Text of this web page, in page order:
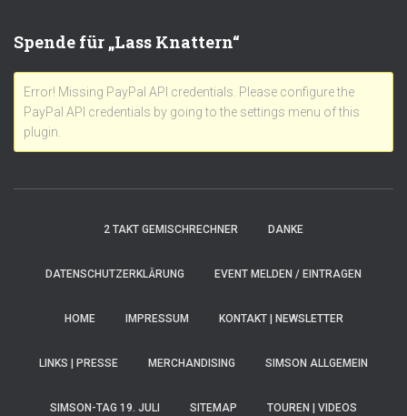
Spende für „Lass Knattern“
Error! Missing PayPal API credentials. Please configure the
PayPal API credentials by going to the settings menu of this
plugin.
2 TAKT GEMISCHRECHNER DANKE
DATENSCHUTZERKLÄRUNG EVENT MELDEN / EINTRAGEN
HOME IMPRESSUM KONTAKT | NEWSLETTER
LINKS | PRESSE MERCHANDISING SIMSON ALLGEMEIN
SIMSON-TAG 19. JULI SITEMAP TOUREN | VIDEOS